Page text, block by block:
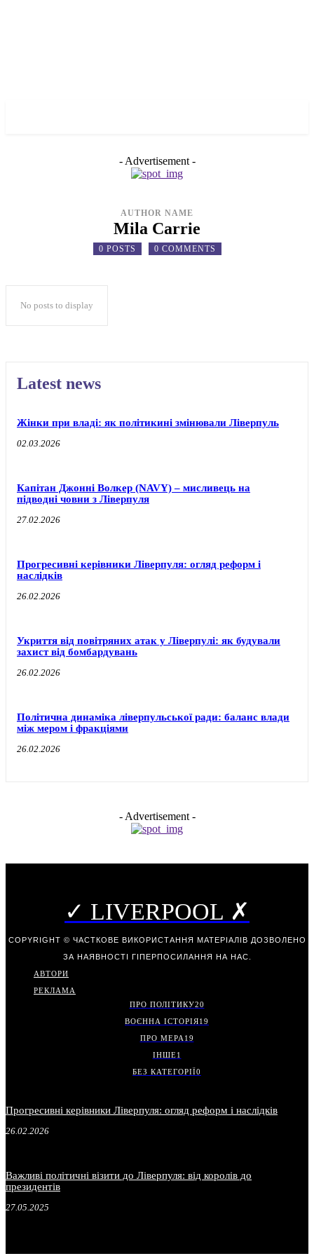
- Advertisement -
AUTHOR NAME
Mila Carrie
0 POSTS 0 COMMENTS
No posts to display
Latest news
Жінки при владі: як політикині змінювали Ліверпуль
02.03.2026
Капітан Джонні Волкер (NAVY) – мисливець на
підводні човни з Ліверпуля
27.02.2026
Прогресивні керівники Ліверпуля: огляд реформ і
наслідків
26.02.2026
Укриття від повітряних атак у Ліверпулі: як будували
захист від бомбардувань
26.02.2026
Політична динаміка ліверпульської ради: баланс влади
між мером і фракціями
26.02.2026
- Advertisement -
✓ LIVERPOOL ✗
COPYRIGHT © ЧАСТКОВЕ ВИКОРИСТАННЯ МАТЕРІАЛІВ ДОЗВОЛЕНО
ЗА НАЯВНОСТІ ГІПЕРПОСИЛАННЯ НА НАС.
АВТОРИ
РЕКЛАМА
ПРО ПОЛІТИКУ20
ВОЄННА ІСТОРІЯ19
ПРО МЕРА 19
ІНШЕ1
БЕЗ КАТЕГОРІЇ0
Прогресивні керівники Ліверпуля: огляд реформ і наслідків
26.02.2026
Важливі політичні візити до Ліверпуля: від королів до
президентів
27.05.2025